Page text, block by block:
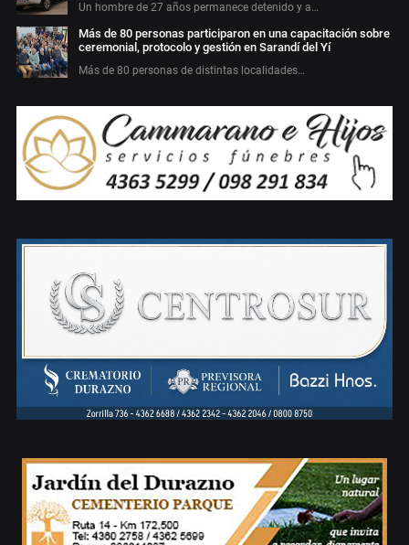
Un hombre de 27 años permanece detenido y a…
Más de 80 personas participaron en una capacitación sobre
ceremonial, protocolo y gestión en Sarandí del Yí
Más de 80 personas de distintas localidades…